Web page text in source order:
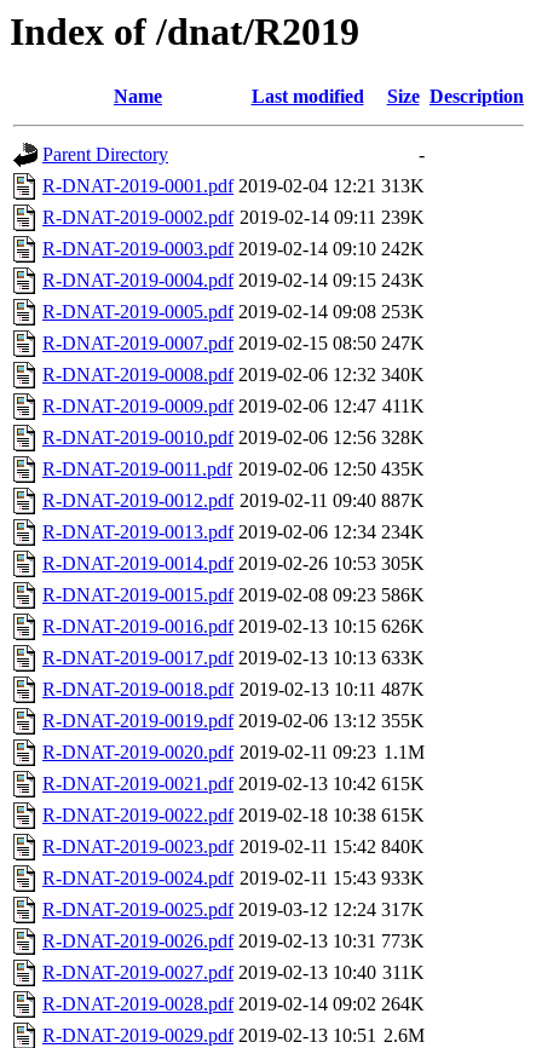
Index of /dnat/R2019
Name Last modified Size Description
Parent Directory
-
R-DNAT-2019-0001.pdf 2019-02-04 12:21 313K
R-DNAT-2019-0002.pdf 2019-02-14 09:11 239K
R-DNAT-2019-0003.pdf 2019-02-14 09:10 242K
R-DNAT-2019-0004.pdf 2019-02-14 09:15 243K
R-DNAT-2019-0005.pdf 2019-02-14 09:08 253K
R-DNAT-2019-0007.pdf 2019-02-15 08:50 247K
R-DNAT-2019-0008.pdf 2019-02-06 12:32 340K
R-DNAT-2019-0009.pdf 2019-02-06 12:47 411K
R-DNAT-2019-0010.pdf 2019-02-06 12:56 328K
R-DNAT-2019-0011.pdf 2019-02-06 12:50 435K
R-DNAT-2019-0012.pdf 2019-02-11 09:40 887K
R-DNAT-2019-0013.pdf 2019-02-06 12:34 234K
R-DNAT-2019-0014.pdf 2019-02-26 10:53 305K
R-DNAT-2019-0015.pdf 2019-02-08 09:23 586K
R-DNAT-2019-0016.pdf 2019-02-13 10:15 626K
R-DNAT-2019-0017.pdf 2019-02-13 10:13 633K
R-DNAT-2019-0018.pdf 2019-02-13 10:11 487K
R-DNAT-2019-0019.pdf 2019-02-06 13:12 355K
R-DNAT-2019-0020.pdf 2019-02-11 09:23 1.1M
R-DNAT-2019-0021.pdf 2019-02-13 10:42 615K
R-DNAT-2019-0022.pdf 2019-02-18 10:38 615K
R-DNAT-2019-0023.pdf 2019-02-11 15:42 840K
R-DNAT-2019-0024.pdf 2019-02-11 15:43 933K
R-DNAT-2019-0025.pdf 2019-03-12 12:24 317K
R-DNAT-2019-0026.pdf 2019-02-13 10:31 773K
R-DNAT-2019-0027.pdf 2019-02-13 10:40 311K
R-DNAT-2019-0028.pdf 2019-02-14 09:02 264K
R-DNAT-2019-0029.pdf 2019-02-13 10:51 2.6M